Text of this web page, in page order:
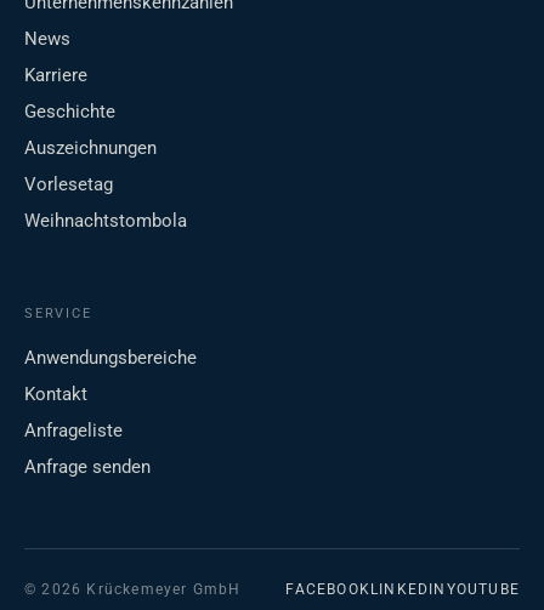
News
Karriere
Geschichte
Auszeichnungen
Vorlesetag
Weihnachtstombola
SERVICE
Anwendungsbereiche
Kontakt
Anfrageliste
Anfrage senden
© 2026 Krückemeyer GmbH FACEBOOK LINKEDIN YOUTUBE